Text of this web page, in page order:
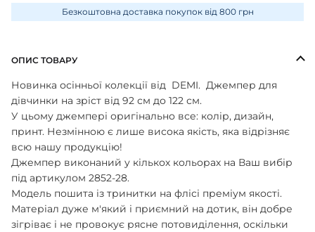
Безкоштовна доставка покупок від 800 грн
ОПИС ТОВАРУ
Новинка осінньої колекції від DEMI. Джемпер для
дівчинки на зріст від 92 см до 122 см.
У цьому джемпері оригінально все: колір, дизайн,
принт. Незмінною є лише висока якість, яка відрізняє
всю нашу продукцію!
Джемпер виконаний у кількох кольорах на Ваш вибір
під артикулом 2852-28.
Модель пошита із тринитки на флісі преміум якості.
Матеріал дуже м'який і приємний на дотик, він добре
зігріває і не провокує рясне потовиділення, оскільки
ПЕРЧАТКИ
ЧОЛОВІЧКИ СЛІПИ
ШАПОЧКИ
ШТАНЦІ
ПОВЗУНКИ
ТЕРМОБІЛИЗНА
ШАПКИ ПОВ'ЯЗКИ
ШАПКИ
ШТАНИ ДЖОГЕРИ